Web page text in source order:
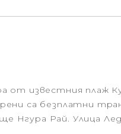
от известния плаж
са безплатни
Нгура Рай. Улица